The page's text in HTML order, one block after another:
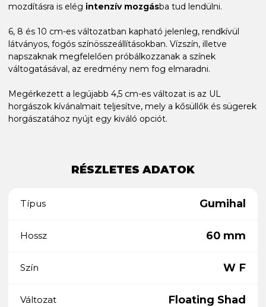
mozdításra is elég intenzív mozgásba tud lendülni.
6, 8 és 10 cm-es változatban kapható jelenleg, rendkívül
látványos, fogós színösszeállításokban. Vízszín, illetve
napszaknak megfelelően próbálkozzanak a színek
váltogatásával, az eredmény nem fog elmaradni.
Megérkezett a legújabb 4,5 cm-es változat is az UL
horgászok kívánalmait teljesítve, mely a kősüllők és sügerek
horgászatához nyújt egy kiváló opciót.
RÉSZLETES ADATOK
Típus Gumihal
Hossz 60 mm
Szín W F
Változat Floating Shad